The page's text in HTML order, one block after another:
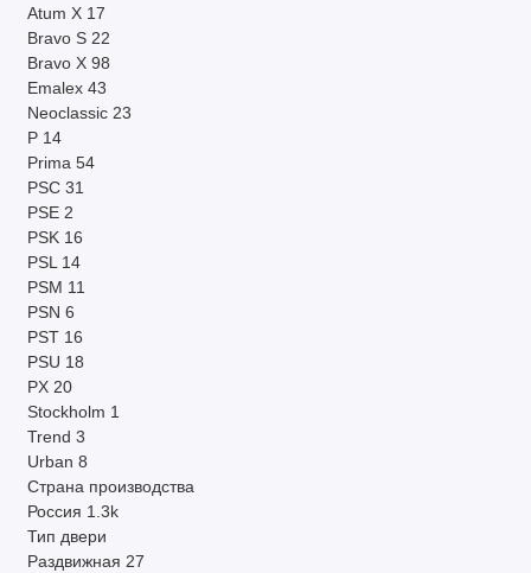
Atum X 17
Bravo S 22
Bravo X 98
Emalex 43
Neoclassic 23
P 14
Prima 54
PSC 31
PSE 2
PSK 16
PSL 14
PSM 11
PSN 6
PST 16
PSU 18
PX 20
Stockholm 1
Trend 3
Urban 8
Страна производства
Россия 1.3k
Тип двери
Раздвижная 27